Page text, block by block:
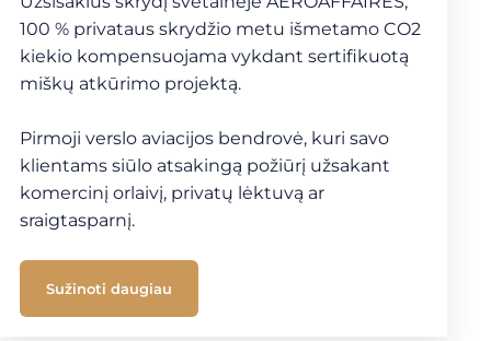
100 % privataus skrydžio metu išmetamo CO2
kiekio kompensuojama vykdant sertifikuotą
miškų atkūrimo projektą.
Pirmoji verslo aviacijos bendrovė, kuri savo
klientams siūlo atsakingą požiūrį užsakant
komercinį orlaivį, privatų lėktuvą ar
sraigtasparnį.
Sužinoti daugiau